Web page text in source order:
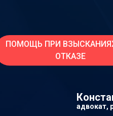
ПОМОЩЬ ПРИ
ОТКАЗЕ
адвокат,